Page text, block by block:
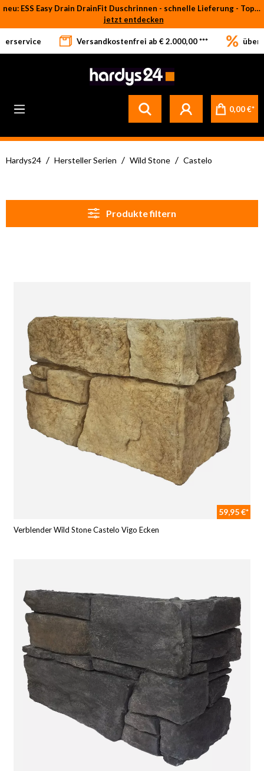
Zum Hauptinhalt springen
neu: ESS Easy Drain DrainFit Duschrinnen - schnelle Lieferung - Top-Preise
jetzt entdecken
Versandkostenfrei ab € 2.000,00 *** über
0,00 €*
Hardys24 / Hersteller Serien / Wild Stone / Castelo
Produkte filtern
59,95 €*
Verblender Wild Stone Castelo Vigo Ecken